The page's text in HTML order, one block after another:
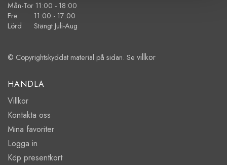
Mån-Tor 11:00 - 18:00
Fre 11:00 - 17:00
Lörd Stängt Juli-Aug
© Copyrightskyddat material på sidan. Se villkor
HANDLA
Villkor
Kontakta oss
Mina favoriter
Logga in
Köp presentkort